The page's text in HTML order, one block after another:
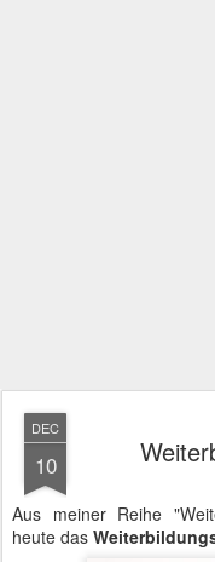
DEC
10
Aus meiner Reihe
heute das